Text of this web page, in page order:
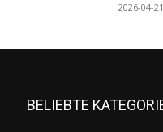
2026-04-21
BELIEBTE